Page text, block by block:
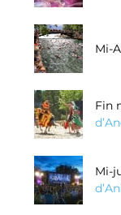
Mi-
Fin
Mi-